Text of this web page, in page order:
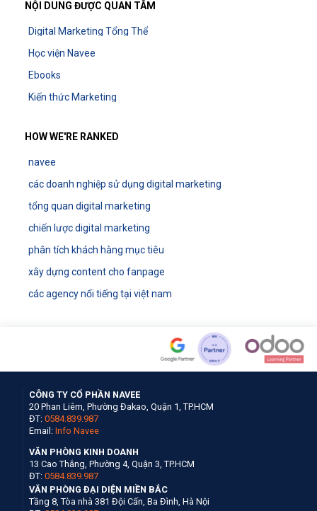
NỘI DUNG ĐƯỢC QUAN TÂM
Digital Marketing Tổng Thể
Học viện Navee
Ebooks
Kiến thức Marketing
HOW WE'RE RANKED
navee
các doanh nghiệp sử dụng digital marketing
tổng quan digital marketing
chiến lược digital marketing
phân tích khách hàng mục tiêu
xây dựng content cho fanpage
các agency nổi tiếng tại việt nam
CÔNG TY CỔ PHẦN NAVEE
20 Phan Liêm, Phường Đakao, Quận 1, TP.HCM
ĐT: 0584.839.987
Email: Info Navee
VĂN PHÒNG KINH DOANH
13 Cao Thắng, Phường 4, Quận 3, TP.HCM
ĐT: 0584.839.987
VĂN PHÒNG ĐẠI DIỆN MIỀN BẮC
Tầng 8, Tòa nhà 381 Đội Cấn, Ba Đình, Hà Nội